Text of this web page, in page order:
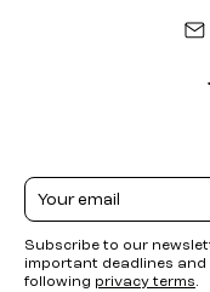
Email
Subscribe to our
important deadlines and
following privacy terms.